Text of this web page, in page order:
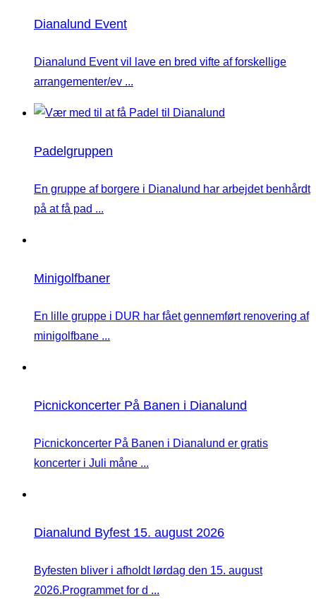
Dianalund Event
Dianalund Event vil lave en bred vifte af forskellige
arrangementer/ev ...
Padelgruppen
En gruppe af borgere i Dianalund har arbejdet benhårdt
på at få pad ...
Minigolfbaner
En lille gruppe i DUR har fået gennemført renovering af
minigolfbane ...
Picnickoncerter På Banen i Dianalund
Picnickoncerter På Banen i Dianalund er gratis
koncerter i Juli måne ...
Dianalund Byfest 15. august 2026
Byfesten bliver i afholdt lørdag den 15. august
2026.Programmet for d ...